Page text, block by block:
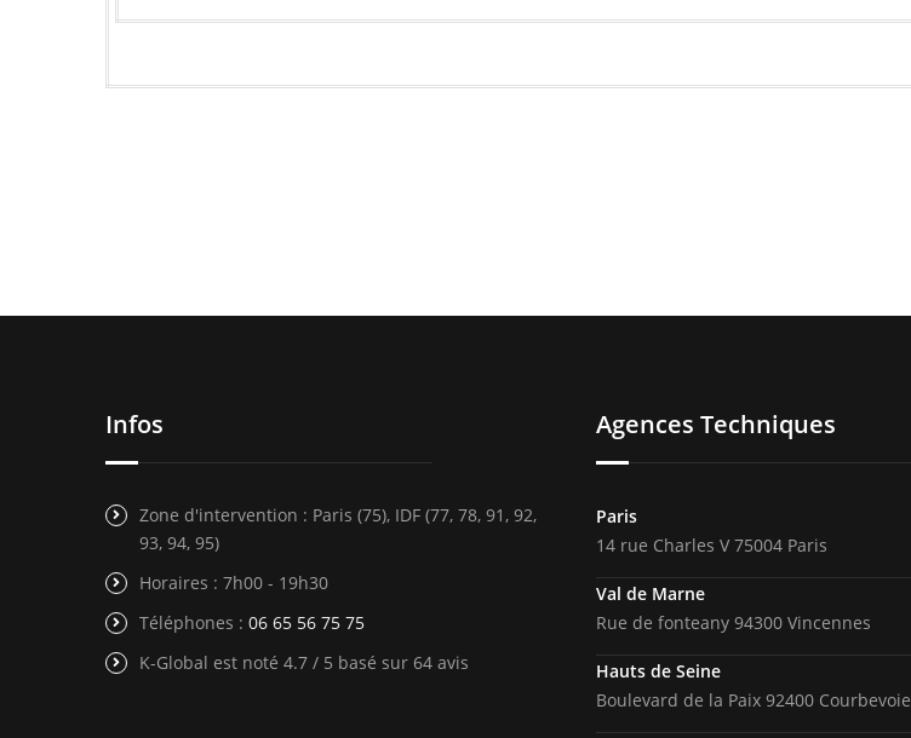
Infos
Zone d'intervention : Paris (75), IDF (77, 78, 91, 92,
93, 94, 95)
Horaires : 7h00 - 19h30
Téléphones : 06 65 56 75 75
K-Global est noté 4.7 / 5 basé sur 64 avis
Agences Techniques
Paris
14 rue Charles V 75004 Paris
Val de Marne
Rue de fonteany 94300 Vincennes
Hauts de Seine
Boulevard de la Paix 92400 Courbevoie